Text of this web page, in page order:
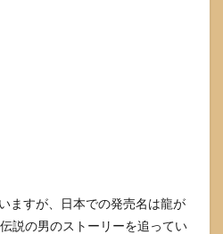
ますが、日本での発売名は龍が
説の男のストーリーを追ってい